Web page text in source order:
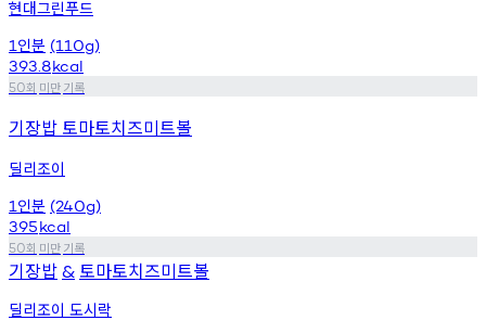
현대그린푸드
1 인분 (110g)
393.8kcal
50회 미만기록
기장밥 토마토치즈미트볼
딜리조이
1 인분 (240g)
395kcal
50회 미만기록
기장밥 & 토마토치즈미트볼
딜리조이 도시락